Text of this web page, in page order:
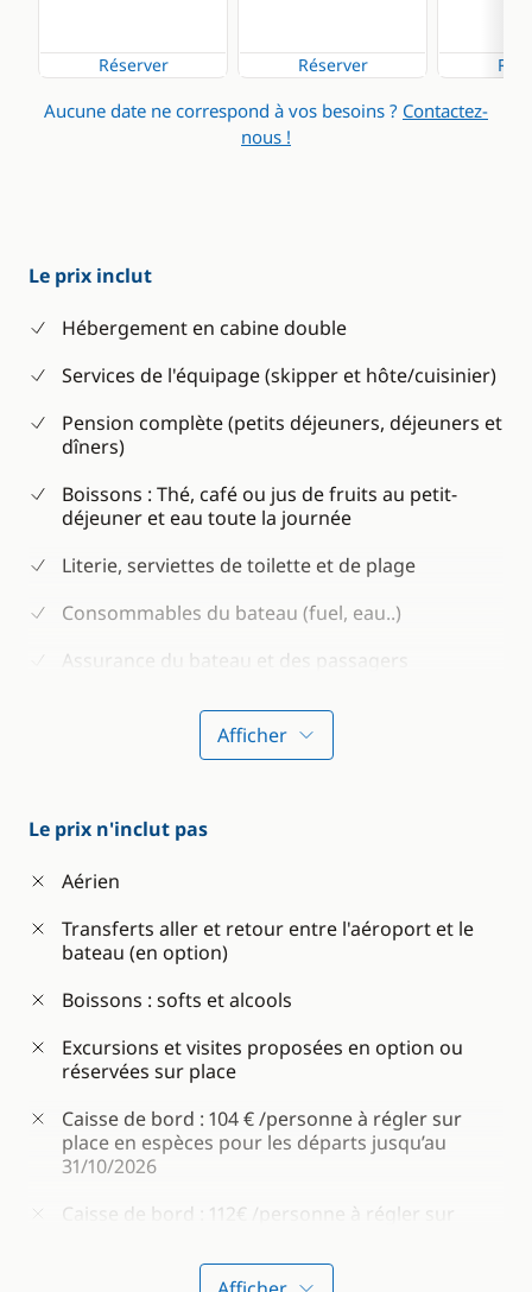
Réserver Réserver
Aucune date ne correspond à vos besoins ? Contactez-
nous !
Le prix inclut
Hébergement en cabine double
Services de l'équipage (skipper et hôte/cuisinier)
Pension complète (petits déjeuners, déjeuners et
dîners)
Boissons : Thé, café ou jus de fruits au petit-
déjeuner et eau toute la journée
Literie, serviettes de toilette et de plage
Consommables du bateau (fuel, eau..)
Assurance du bateau et des passagers
Équipement de snorkeling
Kayak ou paddle
Important :
d'approvisionnement aux Seychelles, nous ne
sommes pas en mesure de proposer des repas
adaptés aux allergies ou intolérances
alimentaires. Nous vous remercions de votre
compréhension.
Afficher
Le prix n'inclut pas
Aérien
Transferts aller et retour entre l'aéroport et le
bateau (en option)
Boissons : softs et alcools
Excursions et visites proposées en option ou
réservées sur place
Caisse de bord : 104 € /personne à régler sur
place en espèces pour les départs jusqu’au
31/10/2026
Caisse de bord : 112€ /personne à régler sur